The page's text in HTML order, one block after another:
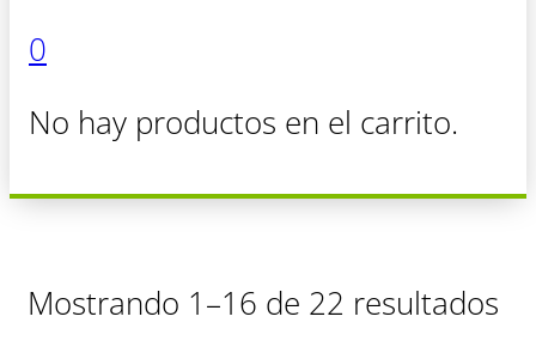
0
No hay productos en el carrito.
Mostrando 1–16 de 22 resultados